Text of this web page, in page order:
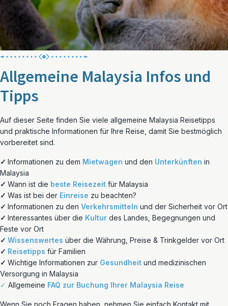
Allgemeine Malaysia Infos und
Tipps
Auf dieser Seite finden Sie viele allgemeine Malaysia Reisetipps
und praktische Informationen für Ihre Reise, damit Sie bestmöglich
vorbereitet sind.
✓ Informationen zu dem Mietwagen und den Unterkünften in
Malaysia
✓ Wann ist die beste Reisezeit für Malaysia
✓ Was ist bei der Einreise zu beachten?
✓ Informationen zu den Verkehrsmitteln und der Sicherheit vor Ort
✓ Interessantes über die Kultur des Landes, Begegnungen und
Feste vor Ort
✓ Wissenswertes über die Währung, Preise & Trinkgelder vor Ort
✓ Reisetipps für Familien
✓ Wichtige Informationen zur Gesundheit und medizinischen
Versorgung in Malaysia
✓ Allgemeine FAQ zur Buchung Ihrer Malaysia Reise
Wenn Sie noch Fragen haben, nehmen Sie einfach Kontakt mit